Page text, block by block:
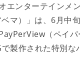
エンターテインメ
ベマ）」は、6月中
（ペイ
製作された特別な